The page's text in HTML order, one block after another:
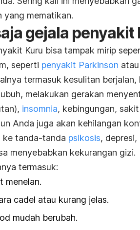
yang mematikan.
gejala penyakit
Kuru bisa tampak mirip
seperti penyakit Parkinson
termasuk kesulitan
melakukan gerakan
insomnia, kebingungan,
Anda juga akan kehilangan
ke tanda-tanda psikosis,
menyebabkan kekurangan gizi.
termasuk:
menelan.
cadel atau kurang jelas.
mudah berubah.